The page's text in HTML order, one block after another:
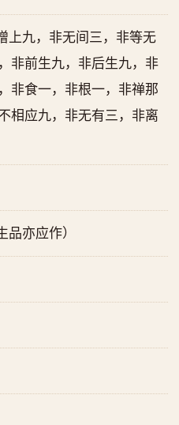
上九，非无间三，非等无
非前生九，非后生九，非
非食一，非根一，非禅那
相应九，非无有三，非离
品亦应作）